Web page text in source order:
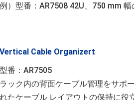
例）型番：AR7508 42U、750 mm
Vertical Cable Organizert
型番：AR7505
ラック内の背面ケーブル管理をサポ
れたケーブル レイアウトの保持に役